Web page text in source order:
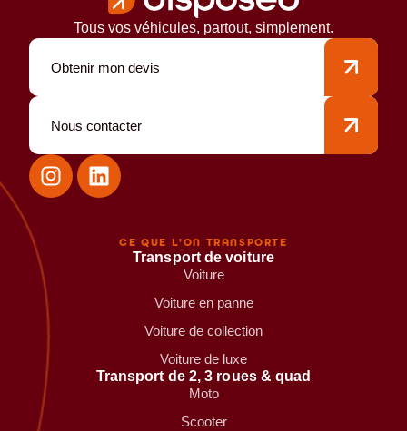
Tous vos véhicules, partout, simplement.
Obtenir mon devis
Nous contacter
CE QUE L'ON TRANSPORTE
Transport de voiture
Voiture
Voiture en panne
Voiture de collection
Voiture de luxe
Transport de 2, 3 roues & quad
Moto
Scooter